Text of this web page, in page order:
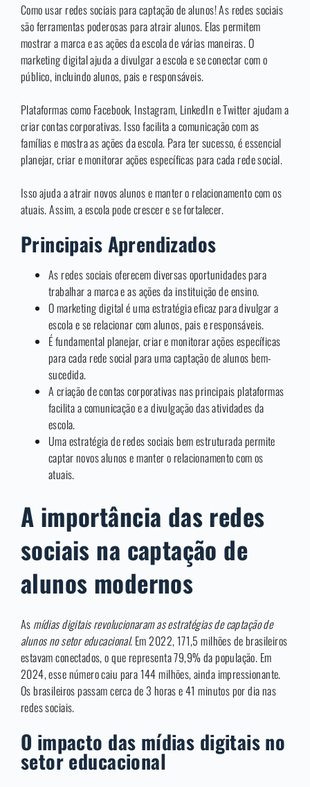
Como usar redes sociais para captação de alunos! As redes sociais
são ferramentas poderosas para atrair alunos. Elas permitem
mostrar a marca e as ações da escola de várias maneiras. O
marketing digital ajuda a divulgar a escola e se conectar com o
público, incluindo alunos, pais e responsáveis.
Plataformas como Facebook, Instagram, LinkedIn e Twitter ajudam a
criar contas corporativas. Isso facilita a comunicação com as
famílias e mostra as ações da escola. Para ter sucesso, é essencial
planejar, criar e monitorar ações específicas para cada rede social.
Isso ajuda a atrair novos alunos e manter o relacionamento com os
atuais. Assim, a escola pode crescer e se fortalecer.
Principais Aprendizados
As redes sociais oferecem diversas oportunidades para
trabalhar a marca e as ações da instituição de ensino.
O marketing digital é uma estratégia eficaz para divulgar a
escola e se relacionar com alunos, pais e responsáveis.
É fundamental planejar, criar e monitorar ações específicas
para cada rede social para uma captação de alunos bem-
sucedida.
A criação de contas corporativas nas principais plataformas
facilita a comunicação e a divulgação das atividades da
escola.
Uma estratégia de redes sociais bem estruturada permite
captar novos alunos e manter o relacionamento com os
atuais.
A importância das redes
sociais na captação de
alunos modernos
As mídias digitais revolucionaram as estratégias de captação de
alunos no setor educacional. Em 2022, 171,5 milhões de brasileiros
estavam conectados, o que representa 79,9% da população. Em
2024, esse número caiu para 144 milhões, ainda impressionante.
Os brasileiros passam cerca de 3 horas e 41 minutos por dia nas
redes sociais.
O impacto das mídias digitais no
setor educacional